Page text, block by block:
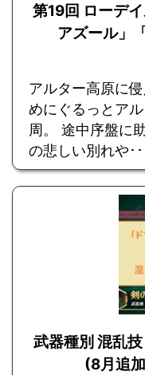
第19回 ローデ
アズール」
アルター高原に
めにぐるっとア
周。 途中序盤に
の悲しい別れや･･
武器種別 混乱
(8月追